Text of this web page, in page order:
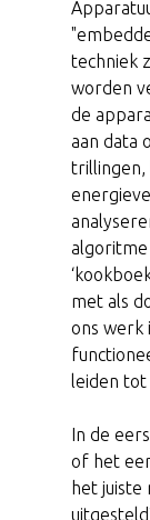
techniek
worden
de
aan data
trillingen,
met als
ons werk
leiden tot
In de
of het
het